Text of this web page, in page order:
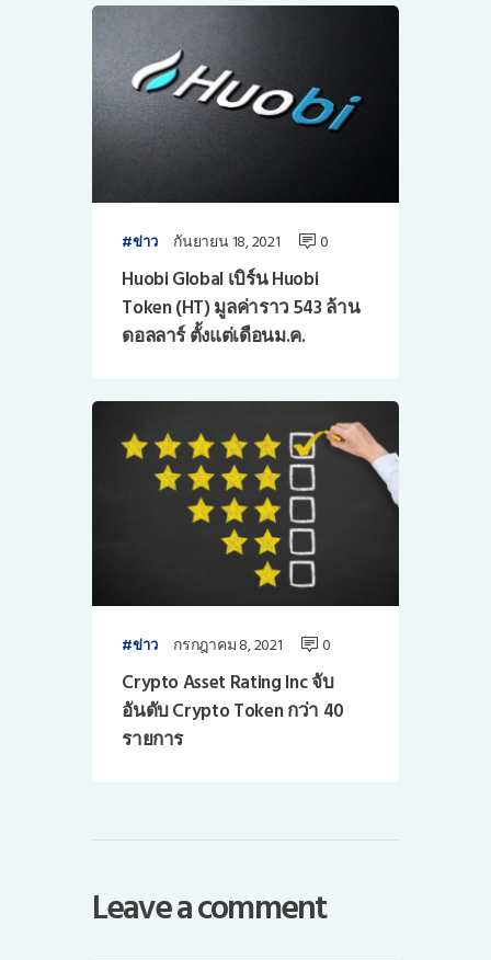
ข่าว กันยายน 18, 2021 0
Huobi Global เบิร์น Huobi
Token (HT) มูลค่าราว 543 ล้าน
ดอลลาร์ ตั้งแต่เดือนม.ค.
ข่าว กรกฎาคม 8, 2021 0
Crypto Asset Rating Inc จับ
อันดับ Crypto Token กว่า 40
รายการ
Leave a comment